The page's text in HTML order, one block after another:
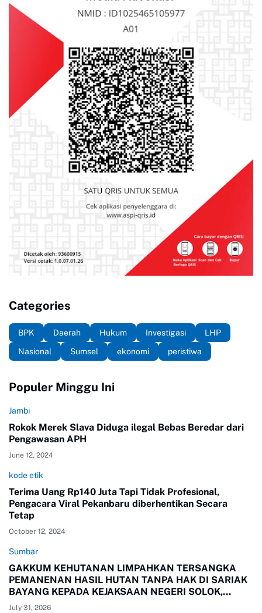
Categories
BPK Daerah Hukum Investigasi
LHP
Nasional
Sumsel ekonomi peristiwa
Populer Minggu Ini
Jambi
Rokok Merek Slava Diduga ilegal Bebas Beredar dari
Pengawasan APH
June 12, 2024
kode etik
Terima Uang Rp140 Juta Tapi Tidak Profesional,
Pengacara Viral Pekanbaru diberhentikan Secara
Tetap
October 12, 2024
Sumbar
GAKKUM KEHUTANAN LIMPAHKAN TERSANGKA
PEMANENAN HASIL HUTAN TANPA HAK DI SARIAK
BAYANG KEPADA KEJAKSAAN NEGERI SOLOK,
SUMBAR
July 31, 2026